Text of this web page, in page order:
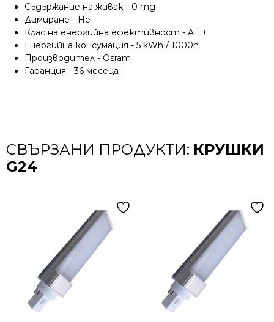
Съдържание на живак - 0 mg
Димиране - Не
Клас на енергийна ефективност - A ++
Енергийна консумация - 5 kWh / 1000h
Производител - Osram
Гаранция - 36 месеца
СВЪРЗАНИ ПРОДУКТИ: КРУШКИ
G24